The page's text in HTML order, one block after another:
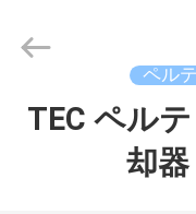
家
ペル
TEC ペル
却器